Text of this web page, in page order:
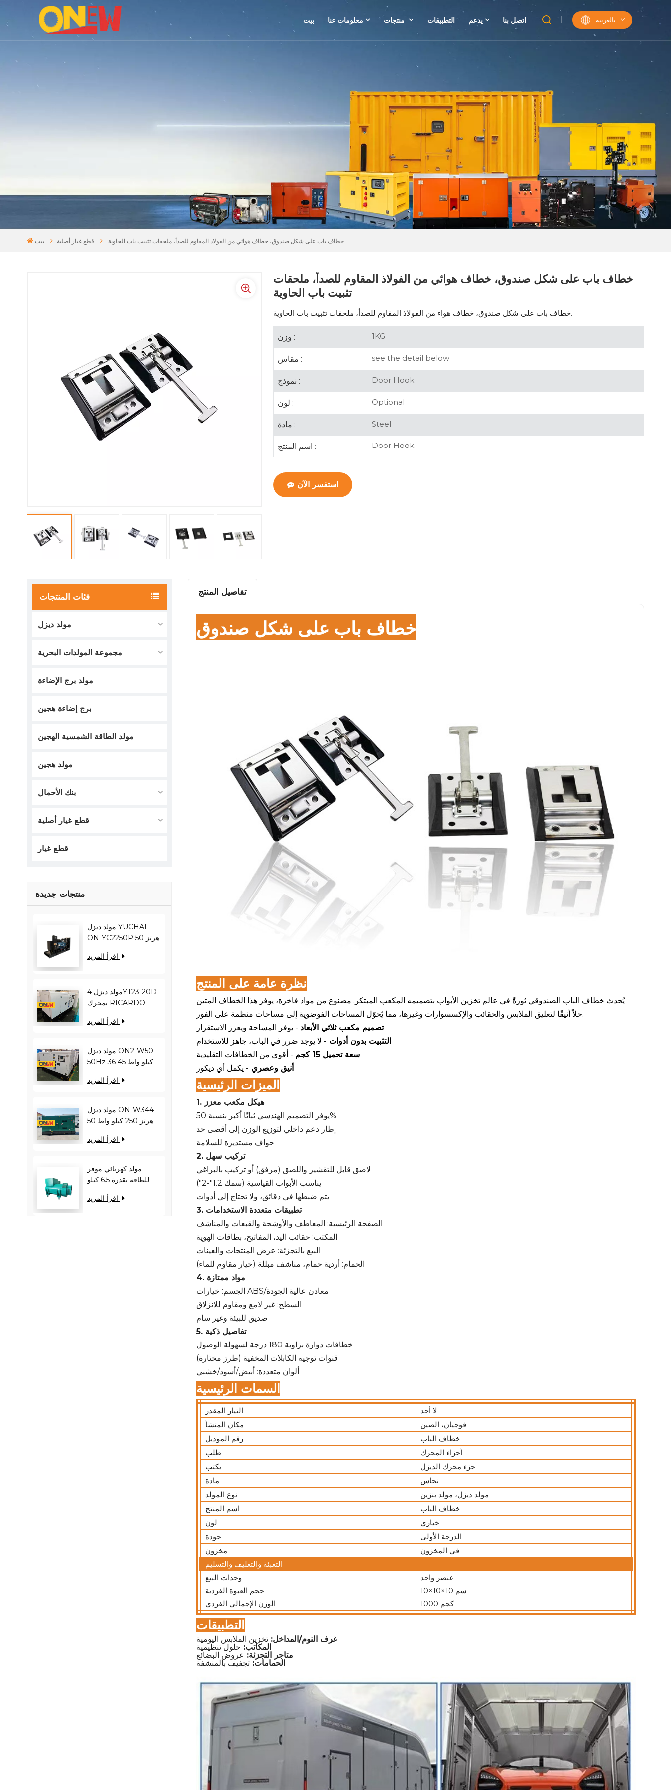
بيت معلومات عنا التطبيقات يدعم اتصل بنا بالعربية
بيت قطع غيار أصلية خطاف باب على شكل صندوق، خطاف هوائي من الفولاذ المقاوم للصدأ، ملحقات تثبيت باب الحاوية
خطاف باب على شكل صندوق، خطاف هوائي من الفولاذ المقاوم للصدأ، ملحقات
تثبيت باب الحاوية
خطاف باب على شكل صندوق، خطاف هواء من الفولاذ المقاوم للصدأ، ملحقات تثبيت باب الحاوية.
وزن : 1KG
مقاس : see the detail below
نموذج : Door Hook
لون : Optional
مادة : Steel
اسم المنتج : Door Hook
استفسر الآن
فئات المنتجات
مولد ديزل
مجموعة المولدات البحرية
مولد برج الإضاءة
برج إضاءة هجين
مولد الطاقة الشمسية الهجين
مولد هجين
بنك الأحمال
قطع غيار أصلية
قطع غيار
منتجات جديدة
مولد ديزل YUCHAI
ON-YC2250P 50 هرتز
كيلو فولت أمبير
مولد ديزل 4YT23-20D
بمحرك RICARDO
كيلو فولت أمبير ON2-
مولد ديزل ON2-W50
50Hz 36 كيلو واط 45
RICARDO
مولد ديزل ON-W344
50 هرتز 250 كيلو واط
RICARDO WT13B-
مولد كهربائي موفر
للطاقة بقدرة 6.5 كيلو
المحرك ويحسن كفاءة
تفاصيل المنتج
خطاف باب على شكل صندوق
نظرة عامة على المنتج
يُحدث خطاف الباب الصندوقي ثورةً في عالم تخزين الأبواب بتصميمه المكعب المبتكر. مصنوع من مواد فاخرة، يوفر هذا الخطاف المتين
حلاً أنيقًا لتعليق الملابس والحقائب والإكسسوارات وغيرها، مما يُحوّل المساحات الفوضوية إلى مساحات منظمة على الفور.
تصميم مكعب ثلاثي الأبعاد - يوفر المساحة ويعزز الاستقرار
التثبيت بدون أدوات - لا يوجد ضرر في الباب، جاهز للاستخدام
سعة تحميل 15 كجم
- أقوى من الخطافات التقليدية
أنيق وعصري - يكمل أي ديكور
الميزات الرئيسية
1. هيكل مكعب معزز
يوفر التصميم الهندسي ثباتًا أكبر بنسبة 50%
إطار دعم داخلي لتوزيع الوزن إلى أقصى حد
حواف مستديرة للسلامة
2. تركيب سهل
لاصق قابل للتقشير واللصق (مرفق) أو تركيب بالبراغي
يناسب الأبواب القياسية (سمك 1.2"-2")
يتم ضبطها في دقائق، ولا تحتاج إلى أدوات
3. تطبيقات متعددة الاستخدامات
الصفحة الرئيسية: المعاطف والأوشحة والقبعات والمناشف
المكتب: حقائب اليد، المفاتيح، بطاقات الهوية
البيع بالتجزئة: عرض المنتجات والعينات
الحمام: أردية حمام، مناشف مبللة (خيار مقاوم للماء)
4. مواد ممتازة
الجسم: خيارات ABS/معادن عالية الجودة
السطح: غير لامع ومقاوم للانزلاق
صديق للبيئة وغير سام
5. تفاصيل ذكية
خطافات دوارة بزاوية 180 درجة لسهولة الوصول
قنوات توجيه الكابلات المخفية (طرز مختارة)
ألوان متعددة: أبيض/أسود/خشبي
السمات الرئيسية
التيار المقدر
لا أحد
مكان المنشأ
فوجيان، الصين
رقم الموديل
خطاف الباب
طلب
أجزاء المحرك
يكتب
جزء محرك الديزل
مادة
نحاس
نوع المولد
مولد ديزل، مولد بنزين
اسم المنتج
خطاف الباب
لون
خياري
جودة
الدرجة الأولى
مخزون
في المخزون
التعبئة والتغليف والتسليم
وحدات البيع
عنصر واحد
حجم العبوة الفردية
10×10×10 سم
الوزن الإجمالي الفردي
1000 كجم
التطبيقات
غرف النوم/المداخل:تخزين الملابس اليومية
المكاتب: حلول تنظيمية
متاجر التجزئة: عروض البضائع
الحمامات:تجفيف بالمنشفة